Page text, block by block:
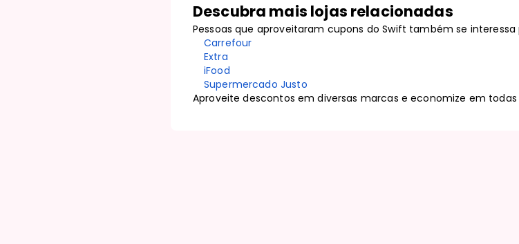
Descubra mais lojas relacionadas
Pessoas que aproveitaram cupons do Swift também se interessa
Carrefour
Extra
iFood
Supermercado Justo
Aproveite descontos em diversas marcas e economize em todas